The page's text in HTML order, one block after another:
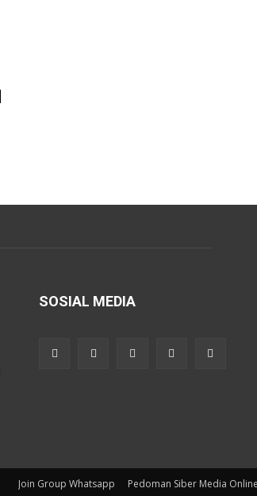
SOSIAL MEDIA
Join Group Whatsapp Pedoman Siber Media Online